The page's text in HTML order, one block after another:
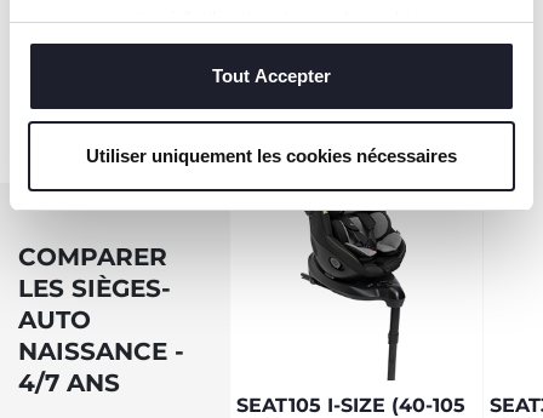
vous consentez à l'utilisation des seuls cookies
techniques, qui sont essentiels au service demandé.
Tout Accepter
Utiliser uniquement les cookies nécessaires
EN SAVOIR PLUS
COMPARER
LES SIÈGES-
AUTO
NAISSANCE -
4/7 ANS
SEAT105 I-SIZE (40-105